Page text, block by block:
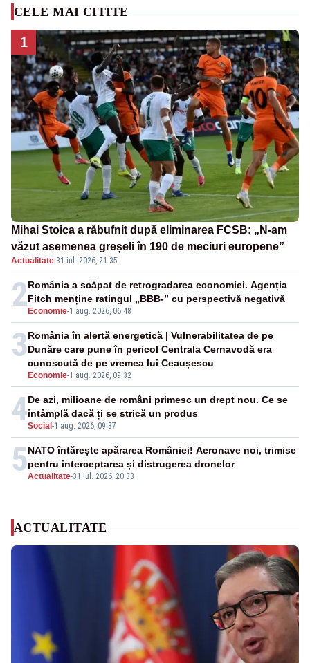
CELE MAI CITITE
1
Mihai Stoica a răbufnit după eliminarea FCSB: „N-am
văzut asemenea greșeli în 190 de meciuri europene”
Actualitate·31 iul. 2026, 21:35
2Economie-1 aug. 2026, 06:48
România a scăpat de retrogradarea economiei. Agenția
Fitch menține ratingul „BBB-” cu perspectivă negativă
3
Economie-1 aug. 2026, 09:32
România în alertă energetică | Vulnerabilitatea de pe
Dunăre care pune în pericol Centrala Cernavodă era
cunoscută de pe vremea lui Ceaușescu
4Social-1 aug. 2026, 09:37
De azi, milioane de români primesc un drept nou. Ce se
întâmplă dacă ți se strică un produs
5Actualitate-31 iul. 2026, 20:33
NATO întărește apărarea României! Aeronave noi, trimise
pentru interceptarea și distrugerea dronelor
ACTUALITATE